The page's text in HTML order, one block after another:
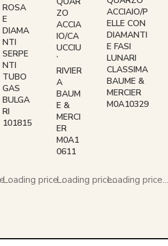
ROSA
E
DIAMA
NTI
SERPE
NTI
TUBO
GAS
BULGA
RI
101815
Loading price...
ZO
ACCIA
IO/CA
UCCIU
’
RIVIER
A
BAUM
E &
MERCI
ER
M0A1
0611
Loading price...
ACCIAIO/P
ELLE CON
DIAMANTI
E FASI
LUNARI
CLASSIMA
BAUME &
MERCIER
M0A10329
Loading price...